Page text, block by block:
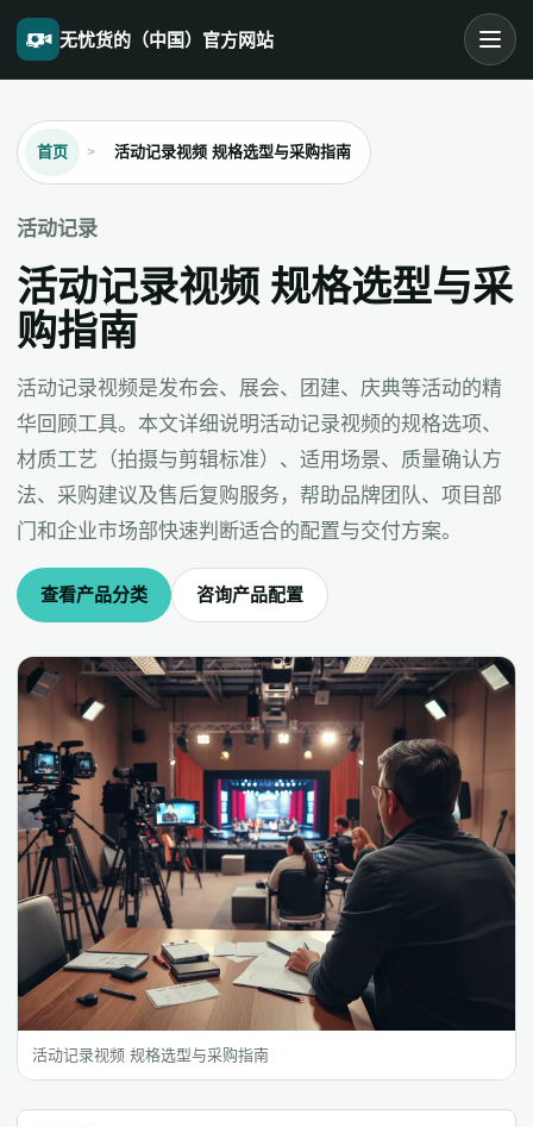
无忧货的（中国）官方网站
首页 活动记录视频 规格选型与采购指南
活动记录
活动记录视频 规格选型与采
购指南
活动记录视频是发布会、展会、团建、庆典等活动的精
华回顾工具。本文详细说明活动记录视频的规格选项、
材质工艺（拍摄与剪辑标准）、适用场景、质量确认方
法、采购建议及售后复购服务，帮助品牌团队、项目部
门和企业市场部快速判断适合的配置与交付方案。
查看产品分类 咨询产品配置
活动记录视频 规格选型与采购指南